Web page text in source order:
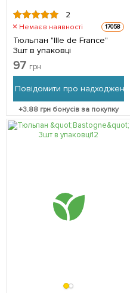
2
Немає в наявності 17058
Тюльпан "IIle de France"
3шт в упаковці
97 грн
Повідомити про надходження
+3.88 грн бонусів за покупку